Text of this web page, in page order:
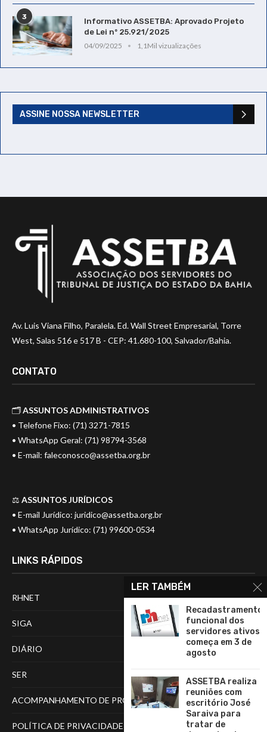
3
Informativo ASSETBA: Aprovado Projeto
de Lei nº 25.921/2025
04/09/2025
1,1Mil vizualizações
ASSINE NOSSA NEWSLETTER
Av. Luis Viana Filho, Paralela. Ed. Wall Street Empresarial, Torre
West, Salas 516 e 517 B - CEP: 41.680-100, Salvador/Bahia.
CONTATO
🗂️ASSUNTOS ADMINISTRATIVOS
• Telefone Fixo: (71) 3271-7815
• WhatsApp Geral: (71) 98794-3568
• E-mail: faleconosco@assetba.org.br
⚖️ ASSUNTOS JURÍDICOS
• E-mail Jurídico: juridico@assetba.org.br
• WhatsApp Jurídico: (71) 99600-0534
LINKS RÁPIDOS
RHNET
SIGA
DIÁRIO
SER
ACOMPANHAMENTO DE PROCESSOS
POLÍTICA DE PRIVACIDADE
LER TAMBÉM
Recadastramento
funcional dos
servidores ativos
começa em 3 de
agosto
ASSETBA realiza
reuniões com
escritório José
Saraiva para
tratar de